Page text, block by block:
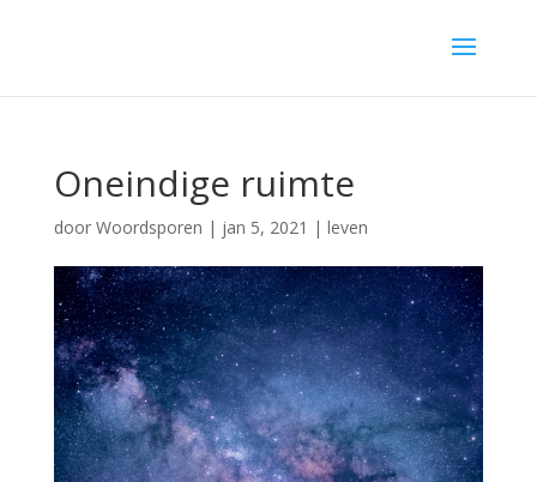
Oneindige ruimte
door Woordsporen | jan 5, 2021 | leven